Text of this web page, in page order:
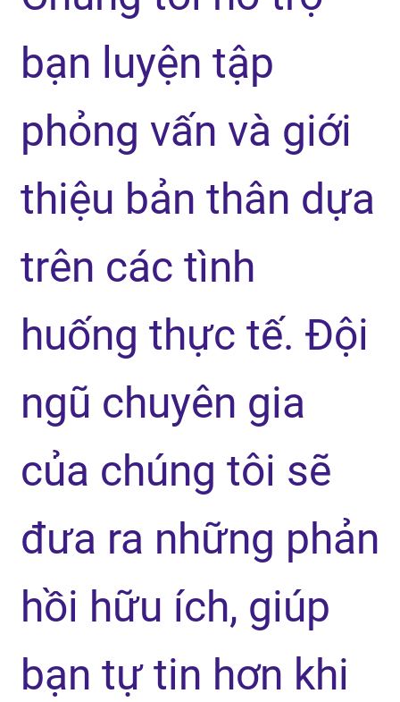
bạn luyện tập
phỏng vấn và giới
thiệu bản thân dựa
trên các tình
huống thực tế. Đội
ngũ chuyên gia
của chúng tôi sẽ
đưa ra những phản
hồi hữu ích, giúp
bạn tự tin hơn khi